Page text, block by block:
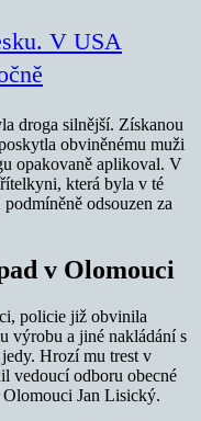
V USA
droga silnější. Získanou
obviněnému muži
opakovaně aplikoval. V
která byla v té
odsouzen za
v Olomouci
policie již obvinila
výrobu a jiné nakládání s
Hrozí mu trest v
vedoucí odboru obecné
Jan Lisický.